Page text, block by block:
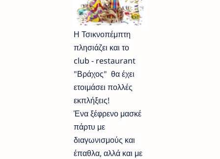
Η Τσικνοπέμπτη
πλησιάζει και το
club - restaurant
"Βράχος" θα έχει
ετοιμάσει πολλές
εκπλήξεις!
Ένα ξέφρενο μασκέ
πάρτυ με
διαγωνισμούς και
έπαθλα, αλλά και με